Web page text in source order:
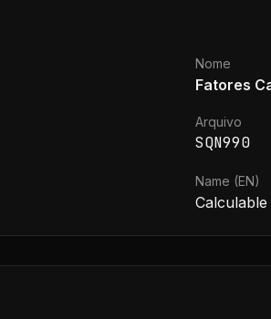
Nome
Fatores
Arquivo
SQN990
Name (EN)